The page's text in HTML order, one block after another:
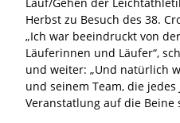
Herbst zu Besuch des 38.
„Ich war beeindruckt von
Läuferinnen und Läufer“,
und weiter: „Und natürlich
und seinem Team, die
Veranstatlung auf die Beine